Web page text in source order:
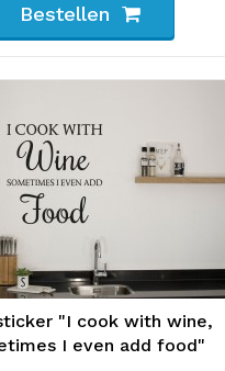
Bestellen
"I cook with wine,
I even add food"